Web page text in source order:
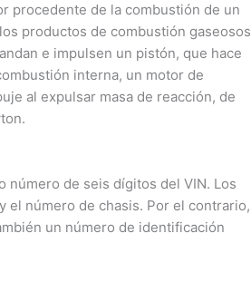
procedente de la combustión de un
productos de combustión gaseosos
e impulsen un pistón, que hace
interna, un motor de
al expulsar masa de reacción, de
número de seis dígitos del VIN. Los
el número de chasis. Por el contrario,
un número de identificación